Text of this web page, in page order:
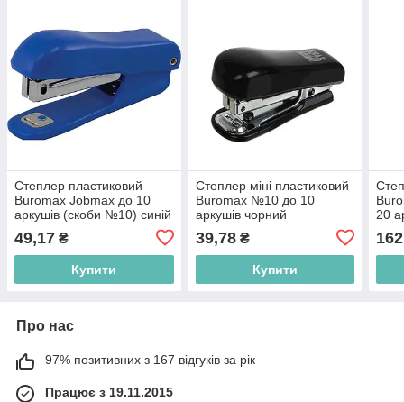
Степлер пластиковий
Buromax Jobmax до 10
аркушів (скоби №10) синій
49,17 ₴
Купити
Степлер міні пластиковий
Buromax №10 до 10
аркушів чорний
39,78₴
Купити
20
Про нас
97% позитивних з 167 відгуків за рік
Працює з 19.11.2015